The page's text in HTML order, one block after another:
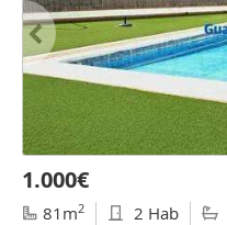
1.000€
81m2 2 Hab